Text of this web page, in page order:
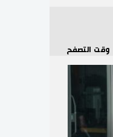
وقت التصفح